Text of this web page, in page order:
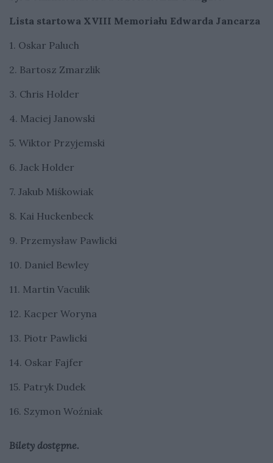
Lista startowa XVIII Memoriału Edwarda Jancarza
1. Oskar Paluch
2. Bartosz Zmarzlik
3. Chris Holder
4. Maciej Janowski
5. Wiktor Przyjemski
6. Jack Holder
7. Jakub Miśkowiak
8. Kai Huckenbeck
9. Przemysław Pawlicki
10. Daniel Bewley
11. Martin Vaculik
12. Kacper Woryna
13. Piotr Pawlicki
14. Oskar Fajfer
15. Patryk Dudek
16. Szymon Woźniak
Bilety dostępne.